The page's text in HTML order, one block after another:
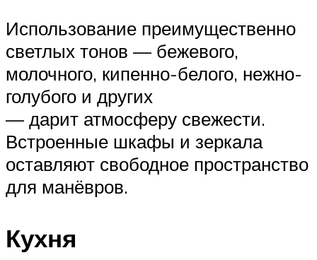
Использование преимущественно
светлых тонов — бежевого,
молочного, кипенно-белого, нежно-
голубого и других
— дарит атмосферу свежести.
Встроенные шкафы и зеркала
оставляют свободное пространство
для манёвров.
Кухня